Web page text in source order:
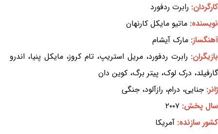
کارگردان: رابرت ردفورد
نویسنده: ماتیو مایکل کارنهان
آهنگساز: مارک آیشام
بازیگران: رابرت ردفورد، مریل استریپ، تام کروز، مایکل پنیا، اندرو
گارفیلد، درک لوک، پیتر برگ، کوین دان
ژانر: جنایی، درام، رازآلود، جنگی
سال پخش: ۲۰۰۷
کشور سازنده: آمریکا